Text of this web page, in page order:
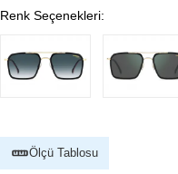
Renk Seçenekleri:
Ölçü Tablosu